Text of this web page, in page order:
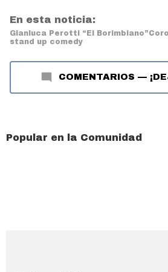
En esta noticia:
Gianluca Perotti “El Borimbiano”
stand up comedy
COMENTARIOS —
Popular en la Comunidad